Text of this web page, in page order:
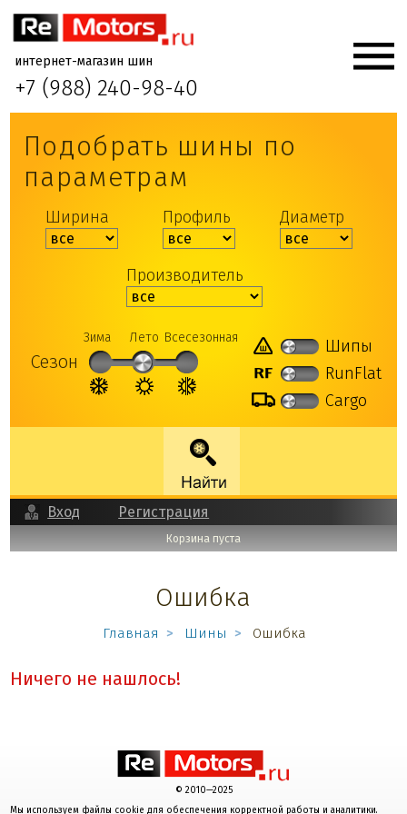
интернет-магазин шин
+7 (988) 240-98-40
Подобрать шины по
параметрам
Ширина Профиль Диаметр
Производитель
Сезон
Зима Лето Всесезонная
Шипы
RunFlat
Cargo
Вход Регистрация
Корзина пуста
Ошибка
Главная Шины Ошибка
Ничего не нашлось!
© 2010—2025
Мы используем файлы cookie для обеспечения корректной работы и аналитики.